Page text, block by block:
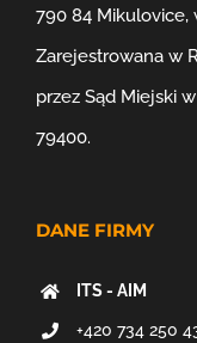
790 84 Mikulovice,
Zarejestrowana w
przez Sąd Miejski
79400.
DANE FIRMY
ITS - AIM
+420 734 250